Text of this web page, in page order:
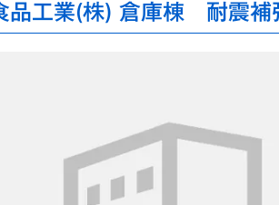
品工業(株) 倉庫棟 耐震補